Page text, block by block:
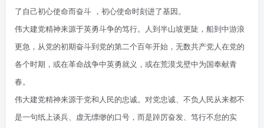
了自己初心使命而奋斗 ，初心使命时刻进了基因。
伟大建党精神来源于英勇斗争的笃行。人到半山坡更陡，船到中游浪
更急，从党的初期奋斗到党的第二个百年开始，无数共产党人在党的
各个时期，或在革命战争中英勇就义，或在荒漠戈壁中为国奉献青
春。
伟大建党精神来源于党和人民的忠诚。对党忠诚、不负人民从来都不
是一句纸上谈兵、虚无缥缈的口号，而是踔厉奋发、笃行不怠的实